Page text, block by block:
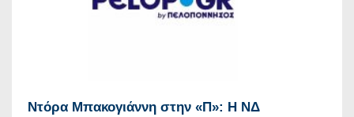
Ντόρα Μπακογιάννη στην «Π»: Η ΝΔ